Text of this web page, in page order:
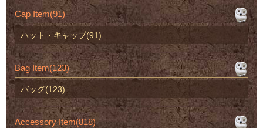
Cap Item(91)
ハット・キャップ(91)
Bag Item(123)
バッグ(123)
Accessory Item(818)